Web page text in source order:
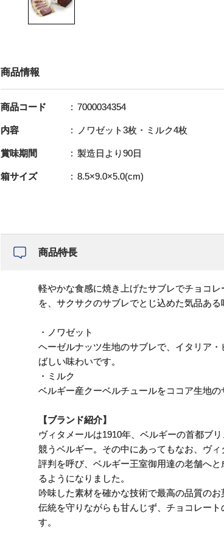
商品情報
商品コード 7000034354
内容 ノワゼット3枚・ミルク4枚
賞味期間 製造日より90日
箱サイズ 8.5×9.0×5.0(cm)
商品特長
軽やかな食感に焼き上げたサブレでチョコ
を、サクサクのサブレでとじ込めた気品あ
・ノワゼット
ヘーゼルナッツ生地のサブレで、イタリア
ばしい味わいです。
・ミルク
ベルギー産クーベルチュールをココア生地
【ブランド紹介】
ヴィタメールは1910年、ベルギーの首都ブ
競うベルギー。その中にあってもなお、ヴ
評判を呼び、ベルギー王室御用達の老舗へ
るようになりました。
吟味した素材を確かな技術で最高の品質の
伝統を守りながらも甘んじず、チョコレー
す。